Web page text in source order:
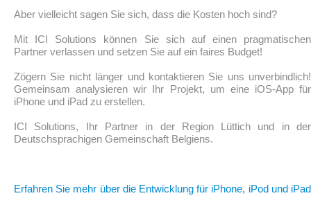
Aber vielleicht sagen Sie sich, dass die Kosten hoch sind?
Mit ICI Solutions können Sie sich auf einen pragmatischen
Partner verlassen und setzen Sie auf ein faires Budget!
Zögern Sie nicht länger und kontaktieren Sie uns unverbindlich!
Gemeinsam analysieren wir Ihr Projekt, um eine iOS-App für
iPhone und iPad zu erstellen.
ICI Solutions, Ihr Partner in der Region Lüttich und in der
Deutschsprachigen Gemeinschaft Belgiens.
Erfahren Sie mehr über die Entwicklung für iPhone, iPod und iPad